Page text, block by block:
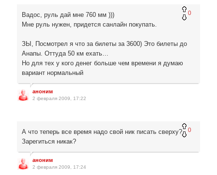
0
Вадос, руль дай мне 760 мм )))
Мне руль нужен, придется санлайн покупать.
ЗЫ, Посмотрел я что за билеты за 3600) Это билеты до
Анапы. Оттуда 50 км ехать…
Но для тех у кого денег больше чем времени я думаю
вариант нормальный
аноним
2 февраля 2009, 17:22
0
А что теперь все время надо свой ник писать сверху?
Зарегиться никак?
аноним
2 февраля 2009, 17:24